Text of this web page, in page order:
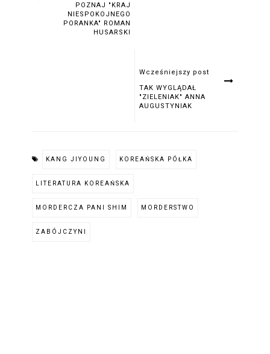
POZNAJ "KRAJ
NIESPOKOJNEGO
PORANKA" ROMAN
HUSARSKI
Wcześniejszy post
TAK WYGLĄDAŁ
"ZIELENIAK" ANNA
AUGUSTYNIAK
KANG JIYOUNG KOREAŃSKA PÓŁKA
LITERATURA KOREAŃSKA
MORDERCZA PANI SHIM MORDERSTWO
ZABÓJCZYNI